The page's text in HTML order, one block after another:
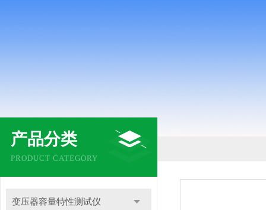
产品分类
PRODUCT CATEGORY
变压器容量特性测试仪